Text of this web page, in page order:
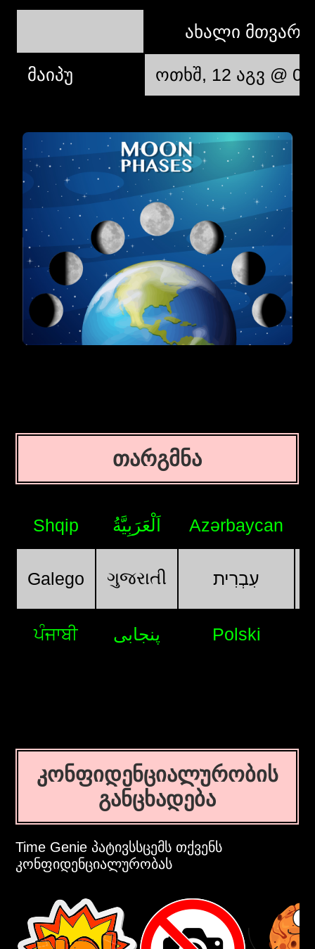
ახალი მთვარე
მაიპუ ოთხშ, 12 აგვ @
თარგმნა
Shqip اَلْعَرَبِيَّةُ Azərbaycan
Galego ગુજરાતી עִבְרִית
ਪੰਜਾਬੀ پنجابی Polski
კონფიდენციალურობის
განცხადება
Time Genie პატივსსცემს თქვენს
კონფიდენციალურობას